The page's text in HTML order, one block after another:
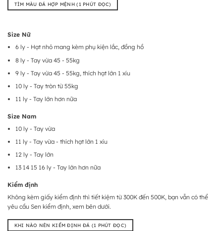
TÌM MÀU ĐÁ HỢP MỆNH (1 PHÚT ĐỌC)
Size Nữ
6 ly - Hạt nhỏ mang kèm phụ kiện lắc, đồng hồ
8 ly - Tay vừa 45 - 55kg
9 ly - Tay vừa 45 - 55kg, thích hạt lớn 1 xíu
10 ly - Tay tròn từ 55kg
11 ly - Tay lớn hơn nữa
Size Nam
10 ly - Tay vừa
11 ly - Tay vừa - thích hạt lớn 1 xíu
12 ly - Tay lớn
13 14 15 16 ly - Tay lớn hơn nữa
Kiểm định
Không kèm giấy kiểm định thì tiết kiệm từ 300K đến 500K, bạn vẫn có thể
yêu cầu Sen kiểm định, xem bên dưới.
KHI NÀO NÊN KIỂM ĐỊNH ĐÁ (1 PHÚT ĐỌC)